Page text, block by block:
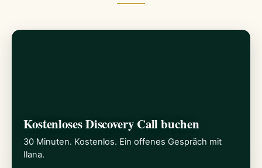
Kostenloses Discovery Call buchen
30 Minuten. Kostenlos. Ein offenes Gespräch mit
Ilana.